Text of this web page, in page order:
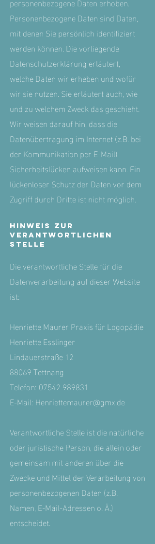
Personenbezogene Daten sind Daten,
mit denen Sie persönlich identifiziert
werden können. Die vorliegende
Datenschutzerklärung erläutert,
welche Daten wir erheben und wofür
wir sie nutzen. Sie erläutert auch, wie
und zu welchem Zweck das geschieht.
Wir weisen darauf hin, dass die
Datenübertragung im Internet (z.B. bei
der Kommunikation per E-Mail)
Sicherheitslücken aufweisen kann. Ein
lückenloser Schutz der Daten vor dem
Zugriff durch Dritte ist nicht möglich.
Hinweis zur
verantwortlichen
Stelle
Die verantwortliche Stelle für die
Datenverarbeitung auf dieser Website
ist:
Henriette Maurer Praxis für Logopädie
Henriette Esslinger
Lindauerstraße 12
88069 Tettnang
Telefon:07542 989831
E-Mail: Henriettemaurer@gmx.de
Verantwortliche Stelle ist die natürliche
oder juristische Person, die allein oder
gemeinsam mit anderen über die
Zwecke und Mittel der Verarbeitung von
personenbezogenen Daten (z.B.
Namen, E-Mail-Adressen o. Ä.)
entscheidet.